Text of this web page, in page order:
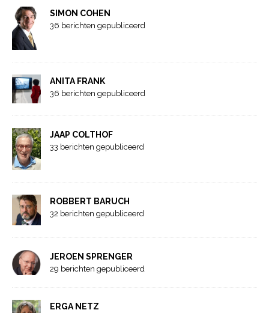
SIMON COHEN
36 berichten gepubliceerd
ANITA FRANK
36 berichten gepubliceerd
JAAP COLTHOF
33 berichten gepubliceerd
ROBBERT BARUCH
32 berichten gepubliceerd
JEROEN SPRENGER
29 berichten gepubliceerd
ERGA NETZ